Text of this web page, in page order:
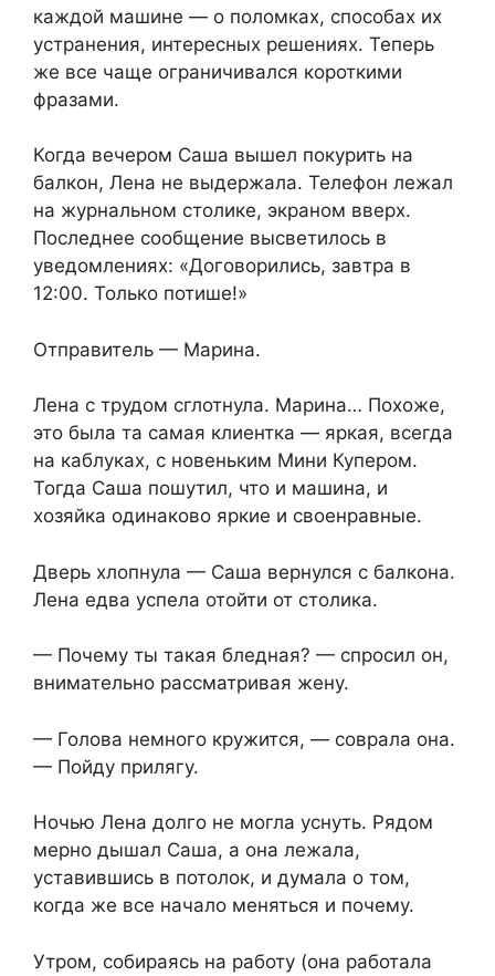
каждой машине — о поломках, способах их
устранения, интересных решениях. Теперь
же все чаще ограничивался короткими
фразами.
Когда вечером Саша вышел покурить на
балкон, Лена не выдержала. Телефон лежал
на журнальном столике, экраном вверх.
Последнее сообщение высветилось в
уведомлениях: «Договорились, завтра в
12:00. Только потише!»
Отправитель — Марина.
Лена с трудом сглотнула. Марина… Похоже,
это была та самая клиентка — яркая, всегда
на каблуках, с новеньким Мини Купером.
Тогда Саша пошутил, что и машина, и
хозяйка одинаково яркие и своенравные.
Дверь хлопнула — Саша вернулся с балкона.
Лена едва успела отойти от столика.
— Почему ты такая бледная? — спросил он,
внимательно рассматривая жену.
— Голова немного кружится, — соврала она.
— Пойду прилягу.
Ночью Лена долго не могла уснуть. Рядом
мерно дышал Саша, а она лежала,
уставившись в потолок, и думала о том,
когда же все начало меняться и почему.
Утром, собираясь на работу (она работала